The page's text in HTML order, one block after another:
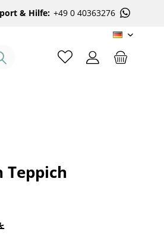
& Hilfe: +49 0 40363276
DE